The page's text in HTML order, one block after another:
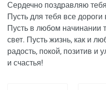
Сердечно поздравляю
Пусть для тебя все
Пусть в любом начинании
свет. Пусть жизнь, как и
радость, покой, позитив и
и счастья!